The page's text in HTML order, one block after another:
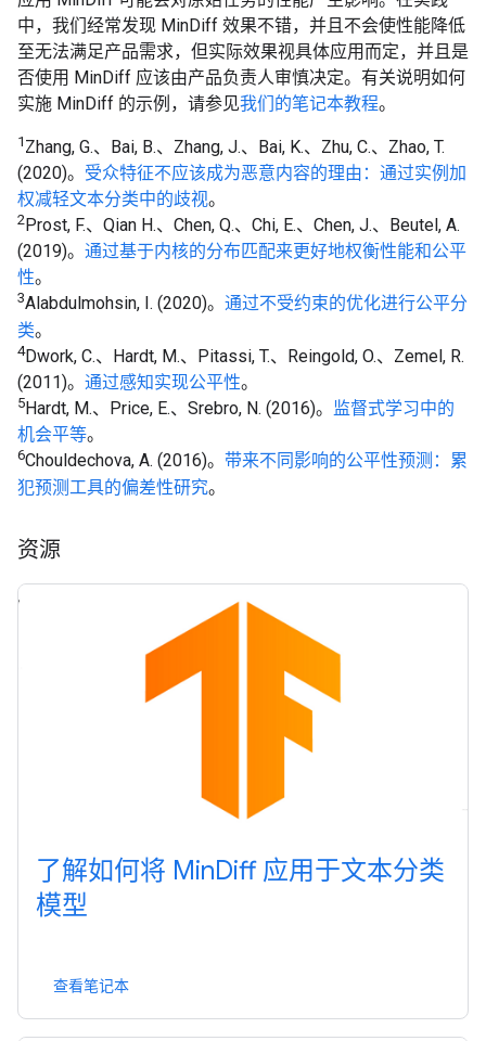
中，我们经常发现 MinDiff 效果不错，并且不会使性能降低
至无法满足产品需求，但实际效果视具体应用而定，并且是
否使用 MinDiff 应该由产品负责人审慎决定。有关说明如何
实施 MinDiff 的示例，请参见我们的笔记本教程。
1 Zhang, G.、Bai, B.、Zhang, J.、Bai, K.、Zhu, C.、Zhao, T.
(2020)。 受众特征不应该成为恶意内容的理由：通过实例加
权减轻文本分类中的歧视。
2 Prost, F.、Qian H.、Chen, Q.、Chi, E.、Chen, J.、Beutel, A.
(2019)。 通过基于内核的分布匹配来更好地权衡性能和公平
性。
3Alabdulmohsin, I. (2020)。 通过不受约束的优化进行公平分
类。
4Dwork, C.、Hardt, M.、Pitassi, T.、Reingold, O.、Zemel, R.
(2011)。 通过感知实现公平性。
5 Hardt, M.、Price, E.、Srebro, N. (2016)。
监督式学习中的
机会平等。
6Chouldechova, A. (2016)。 带来不同影响的公平性预测：累
犯预测工具的偏差性研究。
资源
了解如何将 MinDiff 应用于文本分类
模型
查看笔记本